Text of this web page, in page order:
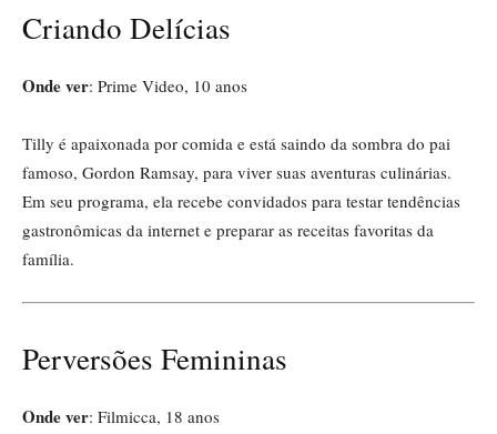
Criando Delícias
Onde ver: Prime Video, 10 anos
Tilly é apaixonada por comida e está saindo da sombra do pai
famoso, Gordon Ramsay, para viver suas aventuras culinárias.
Em seu programa, ela recebe convidados para testar tendências
gastronômicas da internet e preparar as receitas favoritas da
família.
Perversões Femininas
Onde ver: Filmicca, 18 anos